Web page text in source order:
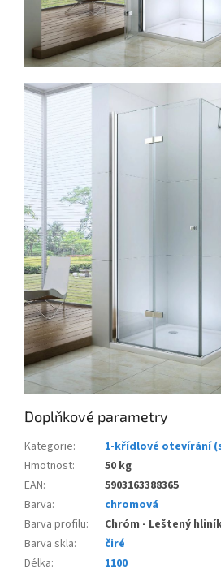
Doplňkové parametry
Kategorie:
1-křídlové otevírání
Hmotnost:
50 kg
EAN:
5903163388365
Barva:
chromová
Barva profilu:
Chróm - Leštený
Barva skla:
čiré
Délka:
1100